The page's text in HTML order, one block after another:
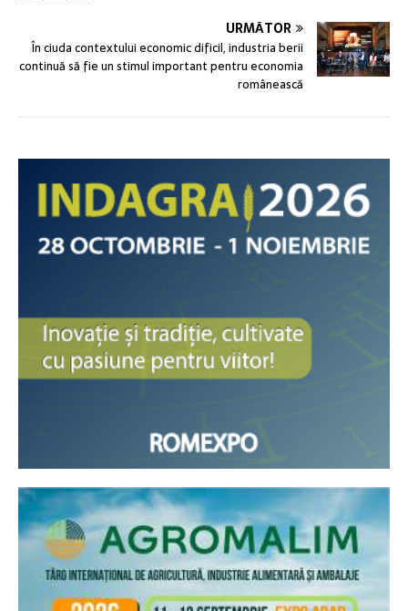
URMĂTOR
În ciuda contextului economic dificil, industria berii
continuă să fie un stimul important pentru economia
românească